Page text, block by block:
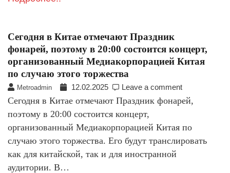
Сегодня в Китае отмечают Праздник
фонарей, поэтому в 20:00 состоится концерт,
организованный Медиакорпорацией Китая
по случаю этого торжества
Metroadmin 12.02.2025 Leave a comment
Сегодня в Китае отмечают Праздник фонарей,
поэтому в 20:00 состоится концерт,
организованный Медиакорпорацией Китая по
случаю этого торжества. Его будут транслировать
как для китайской, так и для иностранной
аудитории. В…